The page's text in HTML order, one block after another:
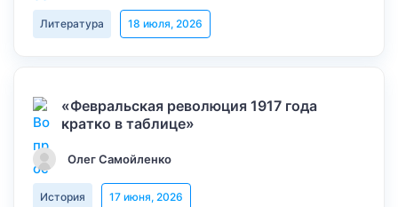
Литература 18 июля, 2026
«Февральская революция 1917 года
кратко в таблице»
Олег Самойленко
История 17 июня, 2026